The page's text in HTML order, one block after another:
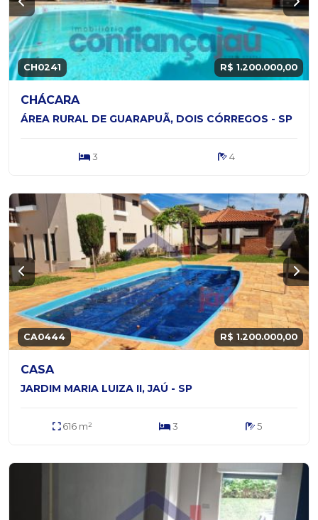
CH0241 R$ 1.200.000,00
CHÁCARA
ÁREA RURAL DE GUARAPUÃ, DOIS CÓRREGOS - SP
3 4
CA0444 R$ 1.200.000,00
CASA
JARDIM MARIA LUIZA II, JAÚ - SP
616 m² 3 5